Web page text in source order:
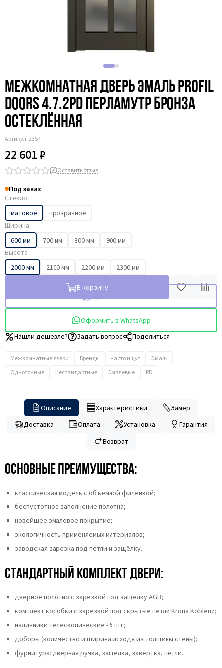
Межкомнатная дверь эмаль Profil
Doors 4.7.2PD перламутр бронза
остеклённая
Артикул: 2357
22 601 ₽
Оставить отзыв
Под заказ
Стекло
матовое
прозрачное
Ширина
600 мм
700 мм 800 мм
900 мм
Высота
2000 мм
2100 мм 2200 мм 2300 мм
В корзину
Оформить в WhatsApp
Нашли дешевле?
Задать вопрос Поделиться
Межкомнатные двери Бренды Часто ищут
Эмаль
Однотонные
Нестандартные Эмалевые PD
Описание Характеристики
Замер
Доставка
Оплата Установка
Гарантия
Возврат
Основные преимущества:
классическая модель с объёмной филёнкой;
беспустотное заполнение полотна;
новейшее эмалевое покрытие;
экологичность применяемых материалов;
заводская зарезка под петли и защёлку.
Стандартный комплект двери:
дверное полотно с зарезкой под защёлку AGB;
комплект коробки с зарезкой под скрытые петли Krona Koblenz;
наличники телескопические - 5 шт;
доборы (количество и ширина исходя из толщины стены);
фурнитура: дверная ручка, защёлка, завёртка, петли.